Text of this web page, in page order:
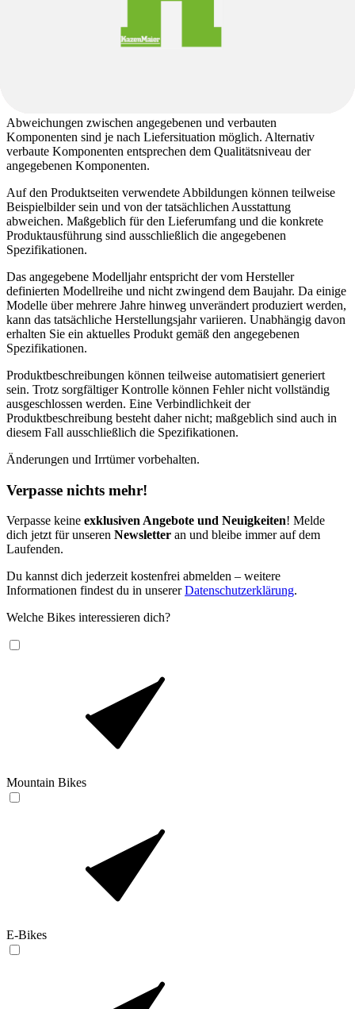
Hauptmerkmale
Abweichungen zwischen angegebenen und verbauten
Komponenten sind je nach Liefersituation möglich. Alternativ
verbaute Komponenten entsprechen dem Qualitätsniveau der
angegebenen Komponenten.
Auf den Produktseiten verwendete Abbildungen können teilweise
Beispielbilder sein und von der tatsächlichen Ausstattung
abweichen. Maßgeblich für den Lieferumfang und die konkrete
Produktausführung sind ausschließlich die angegebenen
Spezifikationen.
Das angegebene Modelljahr entspricht der vom Hersteller
definierten Modellreihe und nicht zwingend dem Baujahr. Da einige
Modelle über mehrere Jahre hinweg unverändert produziert werden,
kann das tatsächliche Herstellungsjahr variieren. Unabhängig davon
erhalten Sie ein aktuelles Produkt gemäß den angegebenen
Spezifikationen.
Produktbeschreibungen können teilweise automatisiert generiert
sein. Trotz sorgfältiger Kontrolle können Fehler nicht vollständig
ausgeschlossen werden. Eine Verbindlichkeit der
Produktbeschreibung besteht daher nicht; maßgeblich sind auch in
diesem Fall ausschließlich die Spezifikationen.
Änderungen und Irrtümer vorbehalten.
Verpasse nichts mehr!
Verpasse keine exklusiven Angebote und Neuigkeiten! Melde
dich jetzt für unseren Newsletter an und bleibe immer auf dem
Laufenden.
Du kannst dich jederzeit kostenfrei abmelden – weitere
Informationen findest du in unsererDatenschutzerklärung.
Welche Bikes interessieren dich?
Mountain Bikes
E-Bikes